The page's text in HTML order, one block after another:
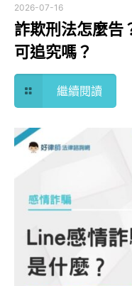
2026-07-16
詐欺刑法怎麼告
可追究嗎？
繼續閱讀